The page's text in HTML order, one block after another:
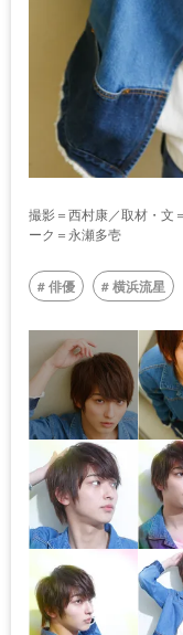
撮影＝西村康／取材・文
ーク＝永瀬多壱
俳優 横浜流星